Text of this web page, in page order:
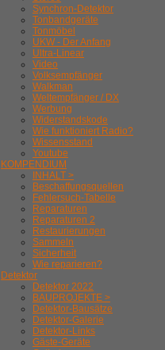
Synchron-Detektor
Tonbandgeräte
Tonmöbel
UKW - Der Anfang
Ultra-Linear
Video
Volksempfänger
Walkman
Weltempfänger / DX
Werbung
Widerstandskode
Wie funktioniert Radio?
Wissensstand
Youtube
KOMPENDIUM
INHALT >
Beschaffungsquellen
Fehlersuch-Tabelle
Reparaturen
Reparaturen 2
Restaurierungen
Sammeln
Sicherheit
Wie reparieren?
Detektor
Detektor 2022
BAUPROJEKTE >
Detektor-Bausätze
Detektor-Galerie
Detektor-Links
Gäste-Geräte